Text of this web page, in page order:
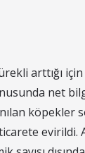
arttığı
net
köpekler